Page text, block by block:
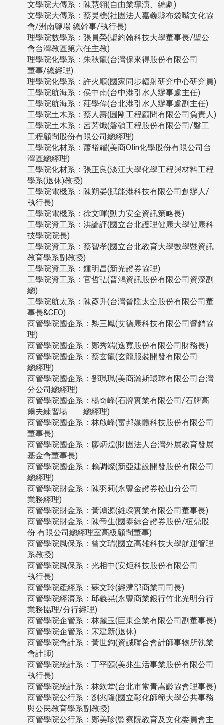
文學院大傳系：陳慧翎(自由業導演、編劇)
文學院大傳系：蔡炅樵(社團法⼈嘉義縣布袋嘴⽂化協
會/洲南鹽場 總幹事/執行長)
理學院數學系：張員榮(聖約翰科技大學董事長/聖公
會台灣教區第六任主教)
理學院化學系：朱秋龍(台灣保來得股份有限公司
董事/總經理)
理學院化學系：許火順(國家同步輻射研究中心研究員)
工學院航海系：侯中南(台中港引水人辦事處主任)
工學院航海系：莊學偉(台北港引水人辦事處副主任)
工學院土木系：蔡人壽(圓剛工程顧問有限公司負責人)
工學院土木系：呂芳熾(磐碩工程股份有限公司/磐工
工程顧問股份有限公司總經理)
工學院化材系：蕭裕耀(美商Olin化學股份有限公司台
灣區總經理)
工學院化材系：張正良(淡江大學化學工程與材料工程
學系(退休)教授)
工學院電機系：陳朔晏(賦能港科技有限公司創辦人/
執行長)
工學院電機系：徐文暉(動力安全資訊策略長)
工學院資工系：洪論評(國立台北護理健康大學健康科
技學院院長)
工學院資工系：蔡智孝(國立台北教育大學數學暨資訊
教育學系副教授)
工學院資工系：鍾明昌(新光證券協理)
工學院資工系：官哲弘(普鴻資訊股份有限公司資深副
總)
工學院航太系：陳彥升(台灣晉陞太空股份有限公司董
事長&CEO)
商管學院國企系：黎三鳳(艾德康科技有限公司營銷協
理)
商管學院國企系：鄭秀端(逸寬股份有限公司財務長)
商管學院國企系：蔡玄龍(玄龍服裝開發有限公司
總經理)
商管學院國企系：鄧珮珮(美商瀚斯環球有限公司台灣
分公司總經理)
商管學院國企系：楊奇峰(石牌實業有限公司/石牌高
爾夫練習場 總經理)
商管學院國企系：林啟峰(富邦媒體科技股份有限公司
董事長)
商管學院國企系：廖炳煌(財團法人台灣外展教育發展
基金會董事長)
商管學院國企系：賴調燦(新亞建設開發股份有限公司
總經理)
商管學院財金系：陳羽莉(永豐金證券松山分公司
業務經理)
商管學院財金系：黃鴻源(維嶸實業有限公司董事長)
商管學院財金系：陳帝生(國泰綜合證券股份/桓鼎股
份 有限公司總經理室高級顧問董事)
商管學院風保系：曾文瑞(國立高雄科技大學航運管理
系教授)
商管學院風保系：光相中(安炬科技股份有限公司
執行長)
商管學院產經系：蘇文玲(經濟部商業司司長)
商管學院經濟系：邱義晃(永豐商業銀行竹北光明分行
業務協理/分行經理)
商管學院企管系：林麗玉(巨東企業有限公司副董事長)
商管學院企管系：宋建新(退休)
商管學院會計系：黃世鈞(資誠聯合會計師事物所執業
會計師)
商管學院統計系：丁平頤(美兆生活事業股份有限公司
執行長)
商管學院統計系：林欽堂(台北市常青嵩齡協會理事長)
商管學院公行系：劉兆隆(國立彰化師範大學公共事務
與公民教育學系副教授)
商管學院公行系：鄭美珍(監察院教育及文化委員會主